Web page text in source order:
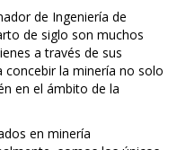
de Ingeniería de
de siglo son muchos
a través de sus
concebir la minería no solo
en el ámbito de la
en minería